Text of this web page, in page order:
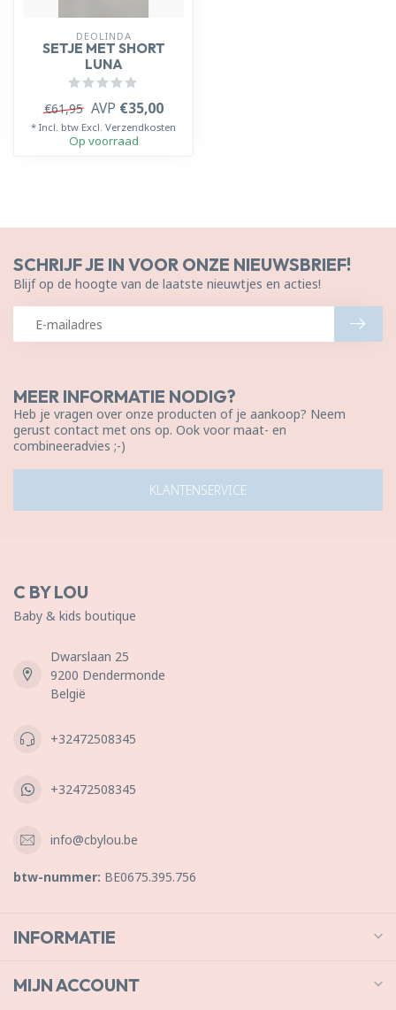
DEOLINDA
SETJE MET SHORT
LUNA
€61,95 AVP €35,00
* Incl. btw Excl. Verzendkosten
Op voorraad
MEER INFORMATIE NODIG?
Heb je vragen over onze producten of je aankoop? Neem
gerust contact met ons op. Ook voor maat- en
combineeradvies ;-)
KLANTENSERVICE
SCHRIJF JE IN VOOR ONZE NIEUWSBRIEF!
Blijf op de hoogte van de laatste nieuwtjes en acties!
C BY LOU
Baby & kids boutique
Dwarslaan 25
9200 Dendermonde
België
+32472508345
+32472508345
info@cbylou.be
btw-nummer: BE0675.395.756
INFORMATIE
MIJN ACCOUNT